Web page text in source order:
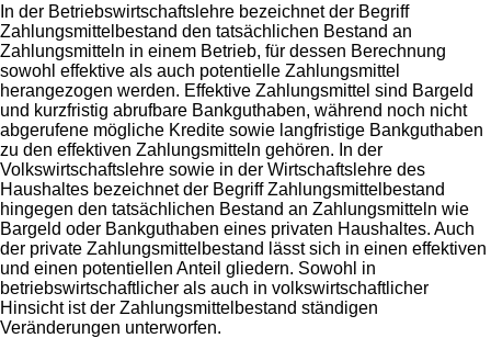
In der Betriebswirtschaftslehre bezeichnet der Begriff
Zahlungsmittelbestand den tatsächlichen Bestand an
Zahlungsmitteln in einem Betrieb, für dessen Berechnung
sowohl effektive als auch potentielle Zahlungsmittel
herangezogen werden. Effektive Zahlungsmittel sind Bargeld
und kurzfristig abrufbare Bankguthaben, während noch nicht
abgerufene mögliche Kredite sowie langfristige Bankguthaben
zu den effektiven Zahlungsmitteln gehören. In der
Volkswirtschaftslehre sowie in der Wirtschaftslehre des
Haushaltes bezeichnet der Begriff Zahlungsmittelbestand
hingegen den tatsächlichen Bestand an Zahlungsmitteln wie
Bargeld oder Bankguthaben eines privaten Haushaltes. Auch
der private Zahlungsmittelbestand lässt sich in einen effektiven
und einen potentiellen Anteil gliedern. Sowohl in
betriebswirtschaftlicher als auch in volkswirtschaftlicher
Hinsicht ist der Zahlungsmittelbestand ständigen
Veränderungen unterworfen.